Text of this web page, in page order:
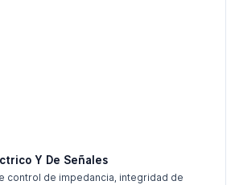
Y De Señales
control de impedancia, integridad de